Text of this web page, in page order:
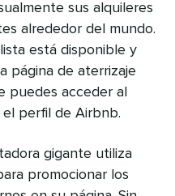
sus alquileres
alrededor del mundo.
está disponible y
página de aterrizaje
puedes acceder al
el perfil de Airbnb.
gigante utiliza
promocionar los